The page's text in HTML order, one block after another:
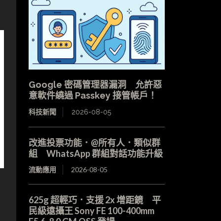
Google 密碼管理器漏洞 允許惡
意軟件繞過 Passkey 接管帳戶！
科技新聞 2026-08-05
改進投票功能．@所有人．類似群
組 WhatsApp 群組對話功能升級
流動應用 2026-08-05
625g 超輕巧．支援 2x 增距鏡 平
民級遠攝王 Sony FE 100-400mm